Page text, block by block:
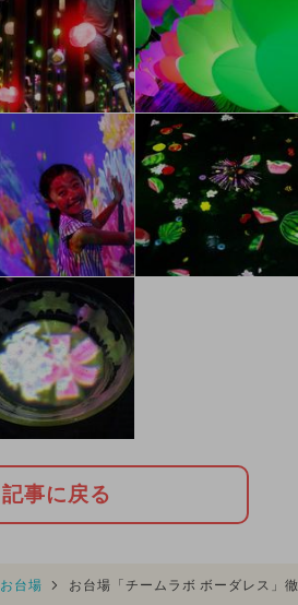
記事に戻る
お台場 お台場「チームラボ ボーダレス」